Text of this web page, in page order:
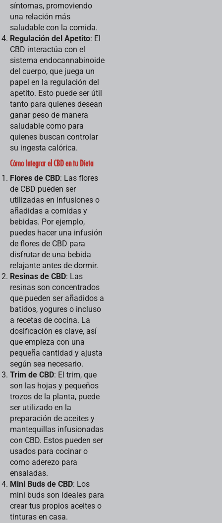
síntomas, promoviendo
una relación más
saludable con la comida.
Regulación del Apetito: El
CBD interactúa con el
sistema endocannabinoide
del cuerpo, que juega un
papel en la regulación del
apetito. Esto puede ser útil
tanto para quienes desean
ganar peso de manera
saludable como para
quienes buscan controlar
su ingesta calórica.
Cómo Integrar el CBD en tu Dieta
Flores de CBD: Las flores
de CBD pueden ser
utilizadas en infusiones o
añadidas a comidas y
bebidas. Por ejemplo,
puedes hacer una infusión
de flores de CBD para
disfrutar de una bebida
relajante antes de dormir.
Resinas de CBD: Las
resinas son concentrados
que pueden ser añadidos a
batidos, yogures o incluso
a recetas de cocina. La
dosificación es clave, así
que empieza con una
pequeña cantidad y ajusta
según sea necesario.
Trim de CBD: El trim, que
son las hojas y pequeños
trozos de la planta, puede
ser utilizado en la
preparación de aceites y
mantequillas infusionadas
con CBD. Estos pueden ser
usados para cocinar o
como aderezo para
ensaladas.
Mini Buds de CBD: Los
mini buds son ideales para
crear tus propios aceites o
tinturas en casa.